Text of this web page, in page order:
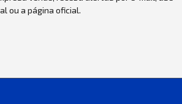
ou a página oficial.